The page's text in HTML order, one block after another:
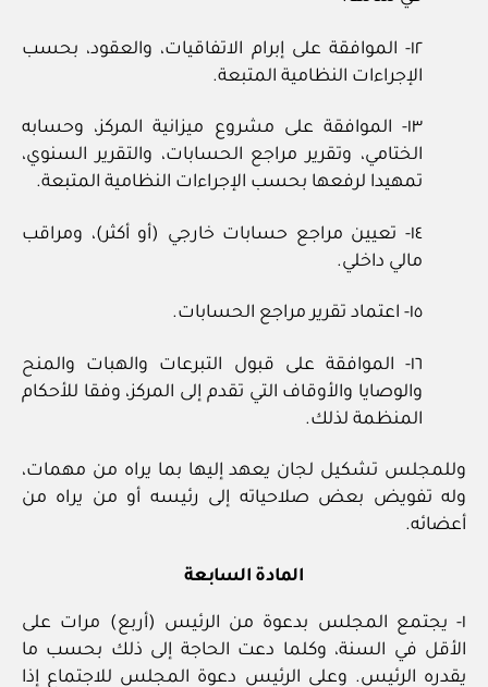
١٢‏- الموافقة على إبرام الاتفاقيات، والعقود، بحسب
الإجراءات النظامية المتبعة.
١٣‏- الموافقة على مشروع ميزانية المركز، وحسابه
الختامي، وتقرير مراجع الحسابات، والتقرير السنوي،
تمهيدا لرفعها بحسب الإجراءات النظامية المتبعة.
١٤‏- تعيين مراجع حسابات خارجي (أو أكثر)، ومراقب
مالي داخلي.
١٥‏- اعتماد تقرير مراجع الحسابات.
١٦‏- الموافقة على قبول التبرعات والهبات والمنح
والوصايا والأوقاف التي تقدم إلى المركز، وفقا للأحكام
المنظمة لذلك.
وللمجلس تشكيل لجان يعهد إليها بما يراه من مهمات،
وله تفويض بعض صلاحياته إلى رئيسه أو من يراه من
أعضائه.
المادة السابعة
١‏- يجتمع المجلس بدعوة من الرئيس (أربع) مرات على
الأقل في السنة، وكلما دعت الحاجة إلى ذلك بحسب ما
يقدره الرئيس. وعلى الرئيس دعوة المجلس للاجتماع إذا